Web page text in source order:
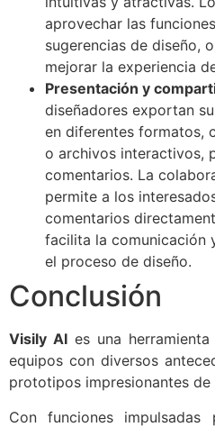
aprovechar las
sugerencias de diseño,
mejorar la experiencia
Presentación y
diseñadores exportan
en diferentes formatos,
o archivos interactivos,
comentarios. La
permite a los
comentarios
facilita la comunicación
el proceso de diseño.
Conclusión
Visily AI es una
equipos con diversos
prototipos impresionantes de
Con funciones